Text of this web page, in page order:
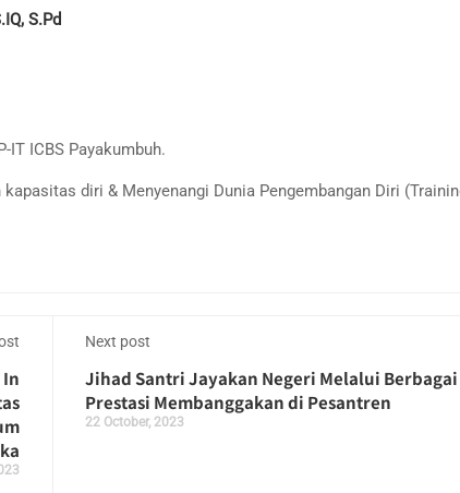
S.Pd
IT ICBS Payakumbuh.
diri & Menyenangi Dunia Pengembangan Diri
In
Next post
Jihad Santri Jayakan Negeri Melalui Berbagai
Prestasi Membanggakan di Pesantren
22 October, 2023